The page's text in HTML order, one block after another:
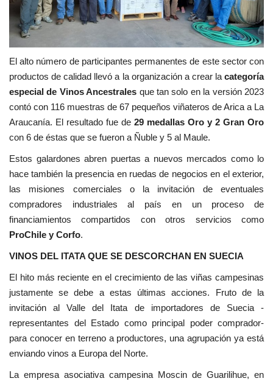
El alto número de participantes permanentes de este sector con
productos de calidad llevó a la organización a crear lacategoría
especial de Vinos Ancestrales que tan solo en la versión 2023
contó con 116 muestras de 67 pequeños viñateros de Arica a La
Araucanía. El resultado fue de 29 medallas Oro y 2 Gran Oro
con 6 de éstas que se fueron a Ñuble y 5 al Maule.
Estos galardones abren puertas a nuevos mercados como lo
hace también la presencia en ruedas de negocios en el exterior,
las misiones comerciales o la invitación de eventuales
compradores industriales al país en un proceso de
financiamientos compartidos con otros servicios como
ProChile y Corfo.
VINOS DEL ITATA QUE SE DESCORCHAN EN SUECIA
El hito más reciente en el crecimiento de las viñas campesinas
justamente se debe a estas últimas acciones. Fruto de la
invitación al Valle del Itata de importadores de Suecia -
representantes del Estado como principal poder comprador-
para conocer en terreno a productores, una agrupación ya está
enviando vinos a Europa del Norte.
La empresa asociativa campesina Moscin de Guarilihue, en